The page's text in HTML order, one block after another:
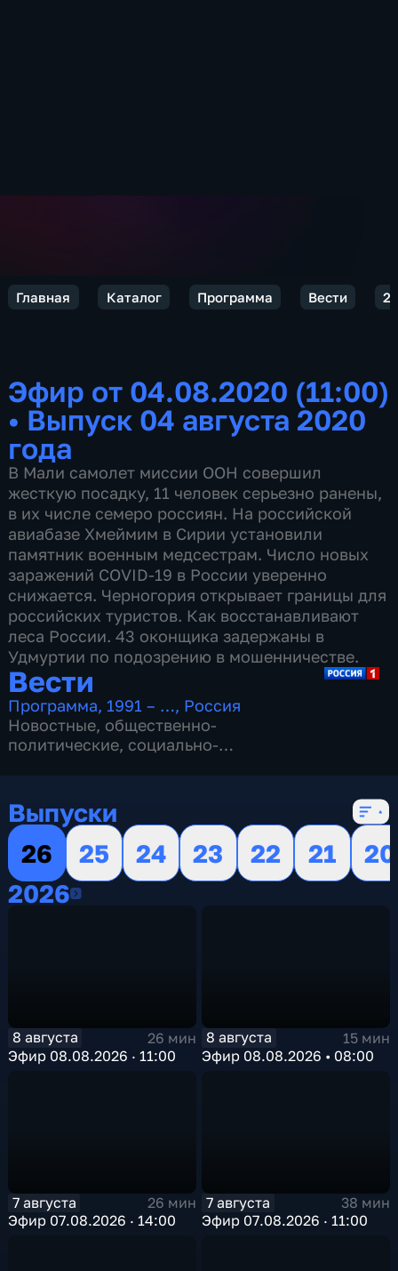
Главная Каталог Программа Вести
Эфир от 04.08.2020 (11:00)
• Выпуск 04 августа 2020
года
В Мали самолет миссии ООН совершил
жесткую посадку, 11 человек серьезно ранены,
в их числе семеро россиян. На российской
авиабазе Хмеймим в Сирии установили
памятник военным медсестрам. Число новых
заражений COVID-19 в России уверенно
снижается. Черногория открывает границы для
российских туристов. Как восстанавливают
леса России. 43 оконщика задержаны в
Удмуртии по подозрению в мошенничестве.
Вести
Программа, 1991 – …, Россия
Новостные, общественно-
политические, социально-
Выпуски
26
25 24 23 22 21
20
20262026
8 августа
26 мин
Эфир 08.08.2026 · 11:00
8 августа
15 мин
Эфир 08.08.2026 • 08:00
7 августа
26 мин
Эфир 07.08.2026 · 14:00
7 августа
38 мин
Эфир 07.08.2026 · 11:00